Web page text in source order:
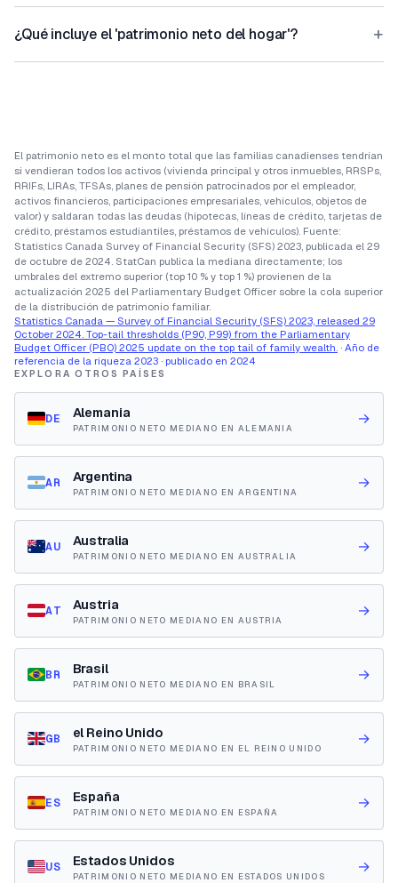
¿Qué incluye el 'patrimonio neto del hogar'? +
El patrimonio neto es el monto total que las familias canadienses tendrían
si vendieran todos los activos (vivienda principal y otros inmuebles, RRSPs,
RRIFs, LIRAs, TFSAs, planes de pensión patrocinados por el empleador,
activos financieros, participaciones empresariales, vehículos, objetos de
valor) y saldaran todas las deudas (hipotecas, líneas de crédito, tarjetas de
crédito, préstamos estudiantiles, préstamos de vehículos). Fuente:
Statistics Canada Survey of Financial Security (SFS) 2023, publicada el 29
de octubre de 2024. StatCan publica la mediana directamente; los
umbrales del extremo superior (top 10 % y top 1 %) provienen de la
actualización 2025 del Parliamentary Budget Officer sobre la cola superior
de la distribución de patrimonio familiar.
Statistics Canada — Survey of Financial Security (SFS) 2023, released 29
October 2024. Top-tail thresholds (P90, P99) from the Parliamentary
Budget Officer (PBO) 2025 update on the top tail of family wealth. · Año de
referencia de la riqueza 2023 · publicado en 2024
EXPLORA OTROS PAÍSES
DE Alemania
PATRIMONIO NETO MEDIANO EN ALEMANIA →
AR Argentina
PATRIMONIO NETO MEDIANO EN ARGENTINA →
AU Australia
PATRIMONIO NETO MEDIANO EN AUSTRALIA →
AT Austria
PATRIMONIO NETO MEDIANO EN AUSTRIA →
BR Brasil
PATRIMONIO NETO MEDIANO EN BRASIL →
GB el Reino Unido
PATRIMONIO NETO MEDIANO EN EL REINO UNIDO →
ES España
PATRIMONIO NETO MEDIANO EN ESPAÑA →
US Estados Unidos
PATRIMONIO NETO MEDIANO EN ESTADOS UNIDOS →